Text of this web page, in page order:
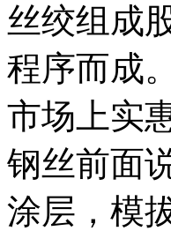
丝绞组成
程序而成
市场上实
钢丝前面
涂层，模